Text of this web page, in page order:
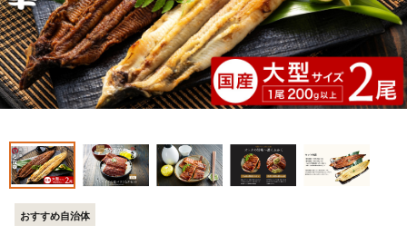
おすすめ自治体